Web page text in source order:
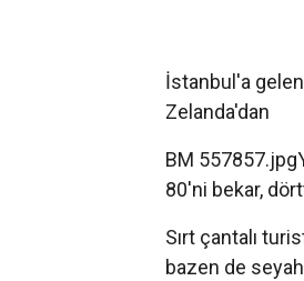
İstanbul'a gelen
Zelanda'dan
BM
80'ni bekar,
Sırt çantalı
bazen de